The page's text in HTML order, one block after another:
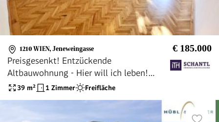
1210 WIEN, Jeneweingasse € 185.000
Preisgesenkt! Entzückende
Altbauwohnung - Hier will ich leben!
Traumhaft saniertes Altbauhaus +
Hofseitiger und riesiger Allgemeingarten
39 m² 1 Zimmer Freifläche